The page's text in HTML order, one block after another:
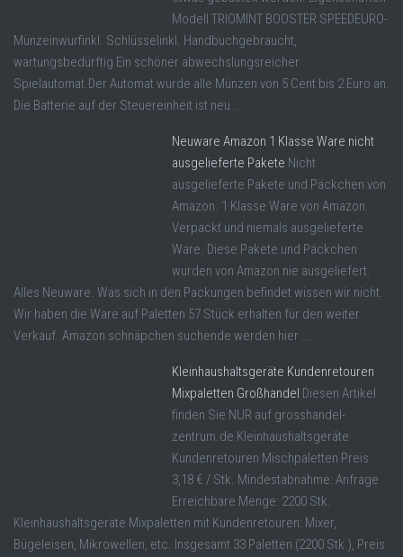
Modell TRIOMINT BOOSTER SPEEDEURO-
Münzeinwurfinkl. Schlüsselinkl. Handbuchgebraucht,
wartungsbedürftig Ein schöner abwechslungsreicher
Spielautomat.Der Automat wurde alle Münzen von 5 Cent bis 2 Euro an.
Die Batterie auf der Steuereinheit ist neu ...
Neuware Amazon 1 Klasse Ware nicht
ausgelieferte Pakete Nicht
ausgelieferte Pakete und Päckchen von
Amazon. 1 Klasse Ware von Amazon.
Verpackt und niemals ausgelieferte
Ware. Diese Pakete und Päckchen
wurden von Amazon nie ausgeliefert.
Alles Neuware. Was sich in den Packungen befindet wissen wir nicht.
Wir haben die Ware auf Paletten 57 Stück erhalten für den weiter
Verkauf. Amazon schnäpchen suchende werden hier ...
Kleinhaushaltsgeräte Kundenretouren
Mixpaletten Großhandel Diesen Artikel
finden Sie NUR auf grosshandel-
zentrum.de Kleinhaushaltsgeräte
Kundenretouren Mischpaletten Preis:
3,18 € / Stk. Mindestabnahme: Anfrage
Erreichbare Menge: 2200 Stk.
Kleinhaushaltsgeräte Mixpaletten mit Kundenretouren: Mixer,
Bügeleisen, Mikrowellen, etc. Insgesamt 33 Paletten (2200 Stk.), Preis